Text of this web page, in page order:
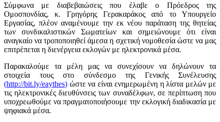
Σύμφωνα με διαβεβαιώσεις που έλαβε ο Πρόεδρος της
Ομοσπονδίας, κ. Γρηγόρης Γερακαράκος από το Υπουργείο
Εργασίας, πλέον αναμένουμε την εκ νέου παράταση της θητείας
των συνδικαλιστικών Σωματείων και σημειώνουμε ότι είναι
αναγκαίο να τροποποιηθεί άμεσα η σχετική νομοθεσία ώστε να μας
επιτρέπεται η διενέργεια εκλογών με ηλεκτρονικά μέσα.
Παρακαλούμε τα μέλη μας να συνεχίσουν να δηλώνουν τα
στοιχεία τους στο σύνδεσμο της Γενικής Συνέλευσης
(http://bit.ly/eaythes) ώστε να είναι ενημερωμένη η λίστα μελών με
τις ηλεκτρονικές διευθύνσεις των συναδέλφων, σε περίπτωση που
υποχρεωθούμε να πραγματοποιήσουμε την εκλογική διαδικασία με
ψηφιακά μέσα.